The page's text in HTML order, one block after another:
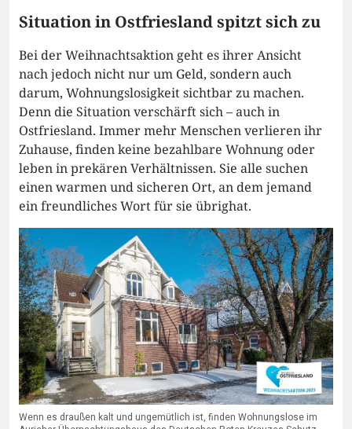
Situation in Ostfriesland spitzt sich zu
Bei der Weihnachtsaktion geht es ihrer Ansicht
nach jedoch nicht nur um Geld, sondern auch
darum, Wohnungslosigkeit sichtbar zu machen.
Denn die Situation verschärft sich – auch in
Ostfriesland. Immer mehr Menschen verlieren ihr
Zuhause, finden keine bezahlbare Wohnung oder
leben in prekären Verhältnissen. Sie alle suchen
einen warmen und sicheren Ort, an dem jemand
ein freundliches Wort für sie übrighat.
Wenn es draußen kalt und ungemütlich ist, finden Wohnungslose im